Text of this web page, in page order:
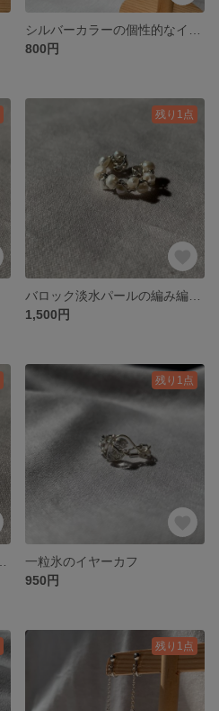
800円
残り1点
1,500円
残り1点
一粒氷のイヤーカフ
950円
残り1点